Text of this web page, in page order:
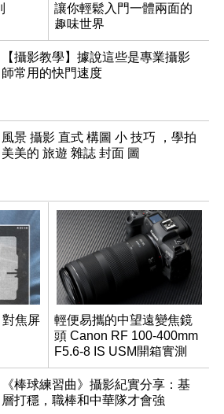
讓你輕鬆入門一體兩面的
趣味世界
【攝影教學】據說這些是專業攝影
師常用的快門速度
風景 攝影 直式 構圖 小 技巧 ，學拍
美美的 旅遊 雜誌 封面 圖
焦屏
輕便易攜的中望遠變焦鏡
頭 Canon RF 100-400mm
F5.6-8 IS USM開箱實測
《棒球練習曲》攝影紀實分享：基
層打穩，職棒和中華隊才會強